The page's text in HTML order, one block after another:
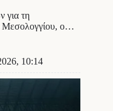
για τη
Μεσολογγίου, ο…
10:14